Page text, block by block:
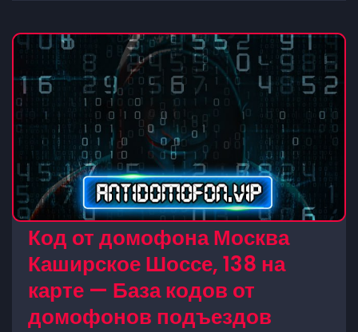
Код от домофона Москва
Каширское Шоссе, 138 на
карте — База кодов от
домофонов подъездов